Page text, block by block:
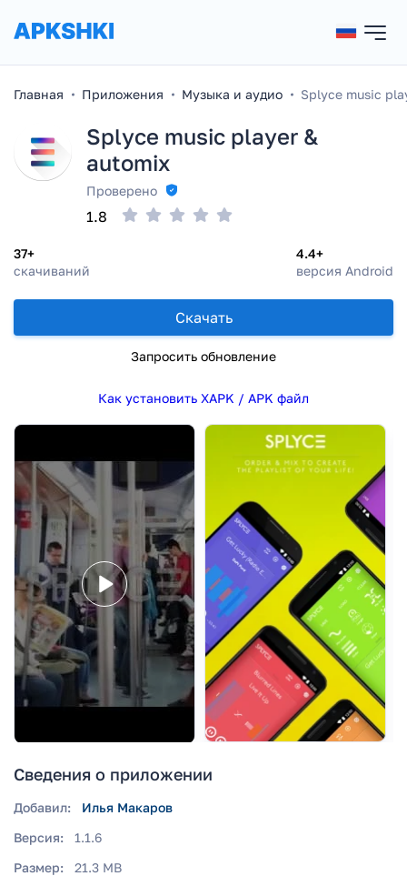
Главная Приложения Музыка и аудио Splyce music
Splyce music player &
automix
Проверено
37+
скачиваний
4.4+
версия Android
1.8
Скачать
Запросить обновление
Как установить XAPK / APK файл
Сведения о приложении
Добавил:
Илья Макаров
Версия:
1.1.6
Размер:
21.3 MB